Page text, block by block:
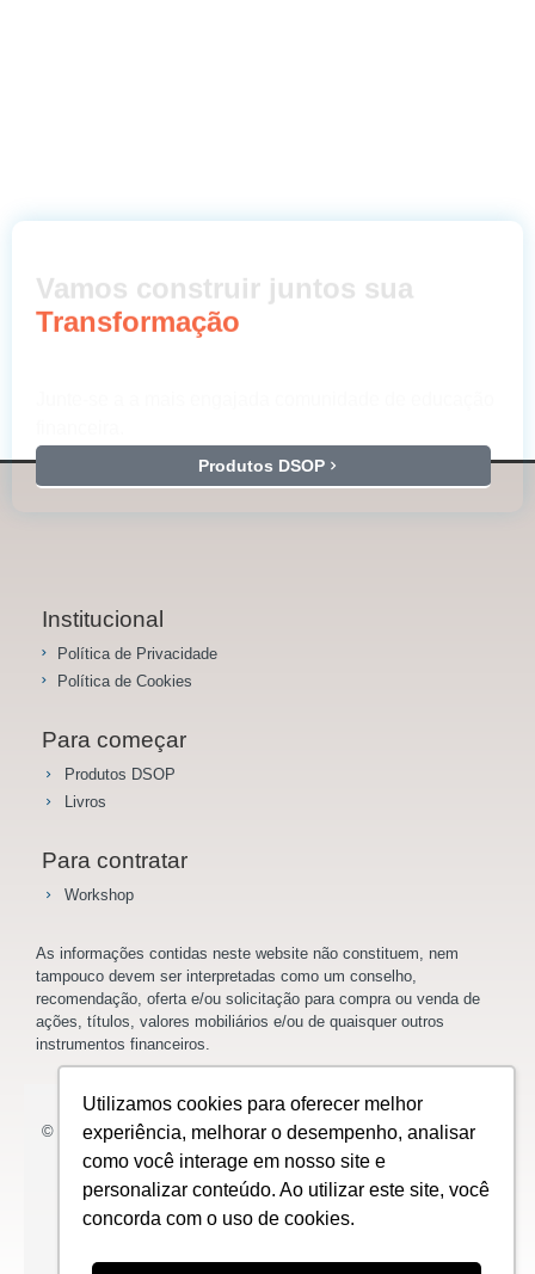
Utilizamos cookies para oferecer melhor
experiência, melhorar o desempenho, analisar
como você interage em nosso site e
personalizar conteúdo. Ao utilizar este site, você
concorda com o uso de cookies.
Vamos construir juntos sua
Transformação
Produtos DSOP
Institucional
Política de Privacidade
Política de Cookies
Para começar
Produtos DSOP
Livros
Para contratar
Workshop
As informações contidas neste website não constituem, nem
tampouco devem ser interpretadas como um conselho,
recomendação, oferta e/ou solicitação para compra ou venda de
ações, títulos, valores mobiliários e/ou de quaisquer outros
instrumentos financeiros.
© 2023 Saladoinvestidor.com.br Todos os direitos reservados.
Design: